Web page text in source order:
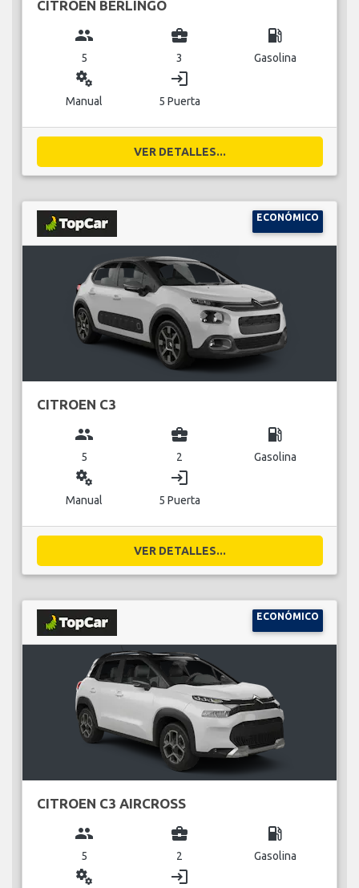
CITROEN BERLINGO
group
5
business_center
3
local_gas_station
Gasolina
miscellaneous_services
Manual
login
5 Puerta
VER DETALLES...
ECONÓMICO
CITROEN C3
group
5
business_center
2
local_gas_station
Gasolina
miscellaneous_services
Manual
login
5 Puerta
VER DETALLES...
ECONÓMICO
CITROEN C3 AIRCROSS
group
5
business_center
2
local_gas_station
Gasolina
miscellaneous_services login